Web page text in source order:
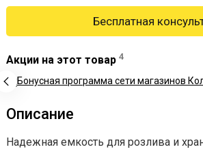
Бесплатная
Акции на этот товар 4
Описание
Надежная емкость для розлива и